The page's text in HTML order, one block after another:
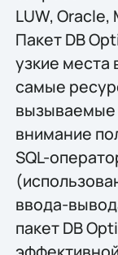
LUW, Oracle,
Пакет DB
узкие места
самые
вызываемые
внимание
SQL-
ввода-
пакет DB